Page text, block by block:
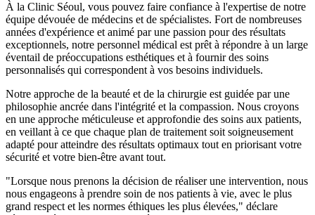
À la Clinic Séoul, vous pouvez faire confiance à l'expertise de notre
équipe dévouée de médecins et de spécialistes. Fort de nombreuses
années d'expérience et animé par une passion pour des résultats
exceptionnels, notre personnel médical est prêt à répondre à un large
éventail de préoccupations esthétiques et à fournir des soins
personnalisés qui correspondent à vos besoins individuels.
Notre approche de la beauté et de la chirurgie est guidée par une
philosophie ancrée dans l'intégrité et la compassion. Nous croyons
en une approche méticuleuse et approfondie des soins aux patients,
en veillant à ce que chaque plan de traitement soit soigneusement
adapté pour atteindre des résultats optimaux tout en priorisant votre
sécurité et votre bien-être avant tout.
"Lorsque nous prenons la décision de réaliser une intervention, nous
nous engageons à prendre soin de nos patients à vie, avec le plus
grand respect et les normes éthiques les plus élevées," déclare